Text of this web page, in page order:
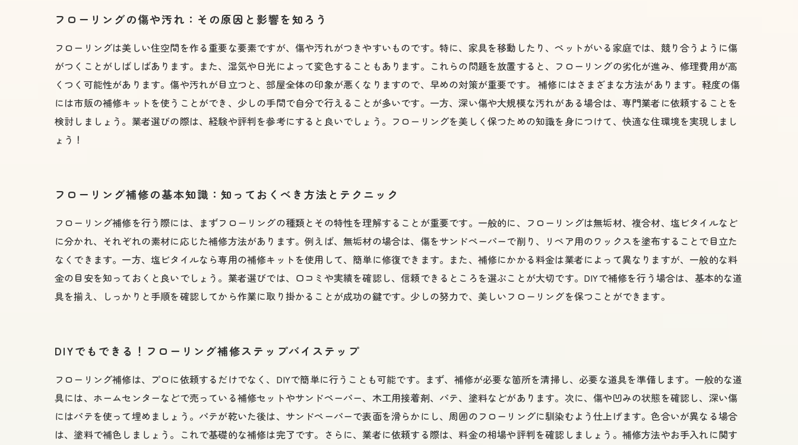
フローリングの傷や汚れ：その原因と影響を知ろう
フローリングは美しい住空間を作る重要な要素ですが、傷や汚れがつきやすいものです。特に、家具を移動したり、ペットがいる家庭では、競り合うように傷
がつくことがしばしばあります。また、湿気や日光によって変色することもあります。これらの問題を放置すると、フローリングの劣化が進み、修理費用が高
くつく可能性があります。傷や汚れが目立つと、部屋全体の印象が悪くなりますので、早めの対策が重要です。 補修にはさまざまな方法があります。軽度の傷
には市販の補修キットを使うことができ、少しの手間で自分で行えることが多いです。一方、深い傷や大規模な汚れがある場合は、専門業者に依頼することを
検討しましょう。業者選びの際は、経験や評判を参考にすると良いでしょう。フローリングを美しく保つための知識を身につけて、快適な住環境を実現しまし
ょう！
フローリング補修の基本知識：知っておくべき方法とテクニック
フローリング補修を行う際には、まずフローリングの種類とその特性を理解することが重要です。一般的に、フローリングは無垢材、複合材、塩ビタイルなど
に分かれ、それぞれの素材に応じた補修方法があります。例えば、無垢材の場合は、傷をサンドペーパーで削り、リペア用のワックスを塗布することで目立た
なくできます。一方、塩ビタイルなら専用の補修キットを使用して、簡単に修復できます。また、補修にかかる料金は業者によって異なりますが、一般的な料
金の目安を知っておくと良いでしょう。業者選びでは、口コミや実績を確認し、信頼できるところを選ぶことが大切です。DIYで補修を行う場合は、基本的な道
具を揃え、しっかりと手順を確認してから作業に取り掛かることが成功の鍵です。少しの努力で、美しいフローリングを保つことができます。
DIYでもできる！フローリング補修ステップバイステップ
フローリング補修は、プロに依頼するだけでなく、DIYで簡単に行うことも可能です。まず、補修が必要な箇所を清掃し、必要な道具を準備します。一般的な道
具には、ホームセンターなどで売っている補修セットやサンドペーパー、木工用接着剤、パテ、塗料などがあります。次に、傷や凹みの状態を確認し、深い傷
にはパテを使って埋めましょう。パテが乾いた後は、サンドペーパーで表面を滑らかにし、周囲のフローリングに馴染むよう仕上げます。色合いが異なる場合
は、塗料で補色しましょう。これで基礎的な補修は完了です。さらに、業者に依頼する際は、料金の相場や評判を確認しましょう。補修方法やお手入れに関す